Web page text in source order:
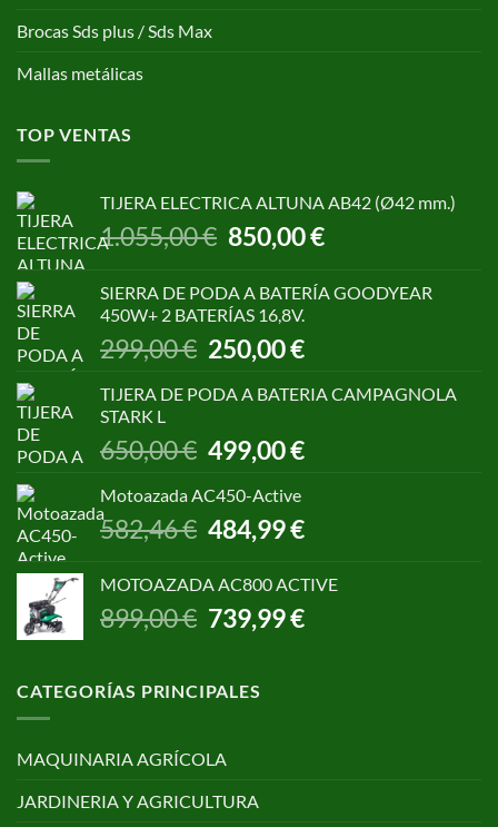
Brocas Sds plus / Sds Max
Mallas metálicas
TOP VENTAS
TIJERA ELECTRICA ALTUNA AB42 (Ø42 mm.)
1.055,00€ El
precio
era:
1.055,00 €.
850,00€El
es:
SIERRA DE PODA A BATERÍA GOODYEAR
450W+ 2 BATERÍAS 16,8V.
299,00€ El
precio
original
299,00 €.
250,00€El
actual
250,00 €.
TIJERA DE PODA A BATERIA CAMPAGNOLA
STARK L
650,00€
El
precio
original
650,00 €.
499,00€El
499,00 €.
Motoazada AC450-Active
582,46€
El
precio
era:
582,46 €.
484,99€El
es:
484,99 €.
MOTOAZADA AC800 ACTIVE
899,00€ El
precio
era:
739,99€El
CATEGORÍAS PRINCIPALES
MAQUINARIA AGRÍCOLA
JARDINERIA Y AGRICULTURA